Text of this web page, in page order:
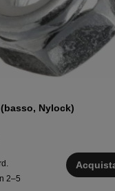
Nylock)
2–5